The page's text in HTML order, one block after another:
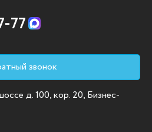
77
звонок
д. 100, кор. 20, Бизнес-